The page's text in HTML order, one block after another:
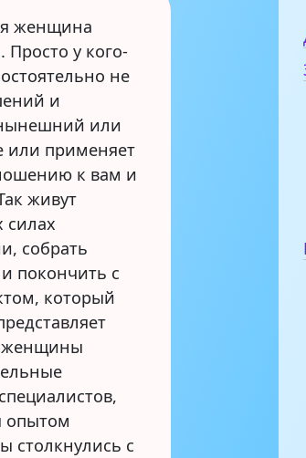
женщина
у кого-
не
и
или
или применяет
к вам и
живут
силах
собрать
покончить с
который
женщины
опытом
столкнулись с